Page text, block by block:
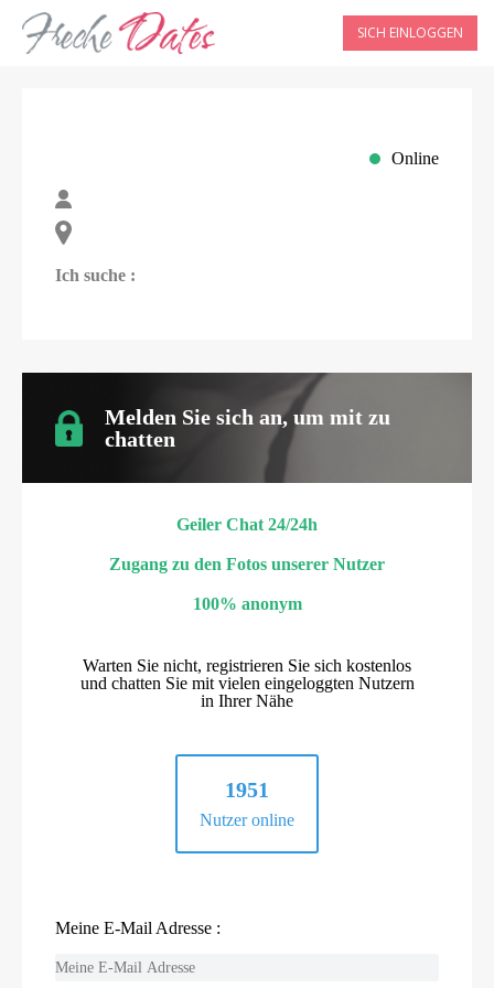
SICH EINLOGGEN
Online
Ich suche :
Melden Sie sich an, um mit zu
chatten
Geiler Chat 24/24h
Zugang zu den Fotos unserer Nutzer
100% anonym
Warten Sie nicht, registrieren Sie sich kostenlos
und chatten Sie mit vielen eingeloggten Nutzern
in Ihrer Nähe
1951
Nutzer online
Meine E-Mail Adresse :